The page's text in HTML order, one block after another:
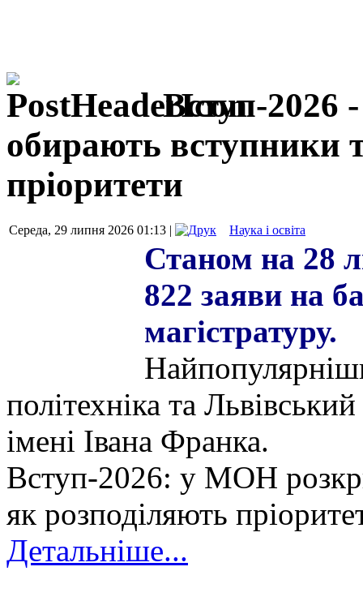
Вступ-
обирають вступники
пріоритети
Середа, 29 липня 2026 01:13 | Наука і освіта
Станом на 28
822 заяви на
магістратуру.
політехніка та
імені Івана Франка.
Вступ-2026: у МОН
як розподіляють
Детальніше...